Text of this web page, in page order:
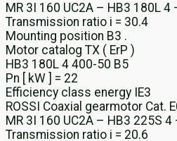
MR 3I 160 UC2A – HB3 180L 4
Transmission ratio i = 30.4
Mounting position B3 .
Motor catalog TX ( ErP )
HB3 180L 4 400-50 B5
Pn [ kW ] = 22
Efficiency class energy IE3
ROSSI Coaxial gearmotor Cat.
MR 3I 160 UC2A – HB3 225S
Transmission ratio i = 20.6